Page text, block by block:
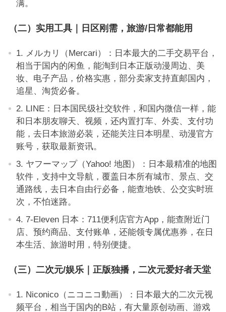
满。
（二）实用工具｜日区刚需，旅游/日常都能用
1. メルカリ（Mercari）：日本最大的二手交易平台，
相当于国内的闲鱼，能淘到日本正版动漫周边、美
妆、电子产品，价格实惠，部分卖家支持直邮国内，
追星、淘货必备。
2. LINE：日本国民级社交软件，和国内微信一样，能
和日本朋友聊天、视频，还内置打车、外卖、支付功
能，去日本旅游必装，还能关注日本明星、动漫官方
账号，获取最新资讯。
3. ヤフーマップ（Yahoo! 地图）：日本最精准的地图
软件，支持中文导航，覆盖日本所有城市、景点、交
通路线，去日本自由行必备，能查地铁、公交实时班
次，不怕迷路。
4. 7-Eleven 日本：711便利店官方App，能查附近门
店、预约商品、支付账单，还能领专属优惠券，在日
本生活、旅游时用，特别便捷。
（三）二次元/娱乐｜正版独播，二次元爱好者天堂
1. Niconico（ニコニコ動画）：日本最大的二次元视
频平台，相当于国内的B站，有大量原创动画、游戏